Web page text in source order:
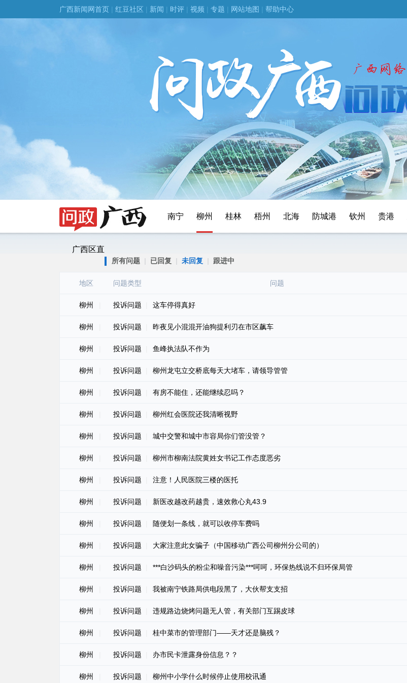
广西新闻网首页 | 红豆社区 | 新闻 | 时评 | 视频 | 专题 | 网站地图 | 帮助中心
南宁 柳州 桂林 梧州 北海 防城港 钦州 贵港
广西区直
所有问题 | 已回复 | 未回复 | 跟进中
地区 问题类型 问题
柳州 投诉问题 这车停得真好
柳州 投诉问题 昨夜见小混混开油狗提利刃在市区飙车
柳州 投诉问题 鱼峰执法队不作为
柳州 投诉问题 柳州龙屯立交桥底每天大堵车，请领导管管
柳州 投诉问题 有房不能住，还能继续忍吗？
柳州 投诉问题 柳州红会医院还我清晰视野
柳州 投诉问题 城中交警和城中市容局你们管没管？
柳州 投诉问题 柳州市柳南法院黄姓女书记工作态度恶劣
柳州 投诉问题 注意！人民医院三楼的医托
柳州 投诉问题 新医改越改药越贵，速效救心丸43.9
柳州 投诉问题 随便划一条线，就可以收停车费吗
柳州 投诉问题 大家注意此女骗子（中国移动广西公司柳州分公司的）
柳州 投诉问题 ***白沙码头的粉尘和噪音污染***呵呵，环保热线说不归环保局管
柳州 投诉问题 我被南宁铁路局供电段黑了，大伙帮支支招
柳州 投诉问题 违规路边烧烤问题无人管，有关部门互踢皮球
柳州 投诉问题 桂中菜市的管理部门——天才还是脑残？
柳州 投诉问题 办市民卡泄露身份信息？？
柳州 投诉问题 柳州中小学什么时候停止使用校讯通